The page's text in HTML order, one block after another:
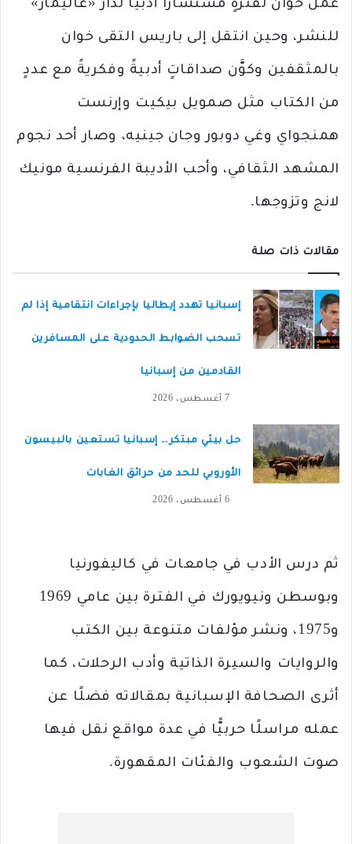
عمل خوان لفترةٍ مستشارًا أدبيًّا لدار «غاليمار»
للنشر، وحين انتقل إلى باريس التقى خوان
بالمثقفين وكوَّن صداقاتٍ أدبيةً وفكريةً مع عددٍ
من الكتاب مثل صمويل بيكيت وإرنست
همنجواي وغي دوبور وجان جينيه، وصار أحد نجوم
المشهد الثقافي، وأحب الأديبة الفرنسية مونيك
لانج وتزوجها.
مقالات ذات صلة
إسبانيا تهدد إيطاليا بإجراءات انتقامية إذا لم
تسحب الضوابط الحدودية على المسافرين
القادمين من إسبانيا
7 أغسطس، 2026
حل بيئي مبتكر.. إسبانيا تستعين بالبيسون
الأوروبي للحد من حرائق الغابات
6 أغسطس، 2026
ثم درس الأدب في جامعات في كاليفورنيا
وبوسطن ونيويورك في الفترة بين عامي 1969
و1975، ونشر مؤلفات متنوعة بين الكتب
والروايات والسيرة الذاتية وأدب الرحلات، كما
أثرى الصحافة الإسبانية بمقالاته فضلًا عن
عمله مراسلًا حربيًّا في عدة مواقع نقل فيها
صوت الشعوب والفئات المقهورة.